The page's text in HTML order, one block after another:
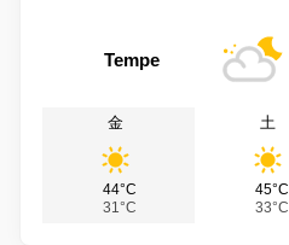
Tempe
金
44°C
31°C
土
45°C
33°C